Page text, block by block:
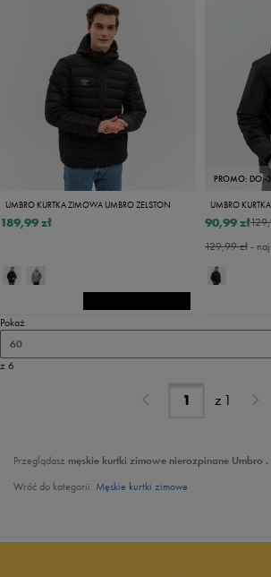
UMBRO KURTKA ZIMOWA UMBRO ZELSTON
189,99 zł
PROMO: DO -
UMBRO
90,99 zł
129,99 zł-
Pokaż
60
z 6
z 1
Przeglądasz męskie kurtki zimowe nierozpinane Umbro .
Wróć do kategorii: Męskie kurtki zimowe